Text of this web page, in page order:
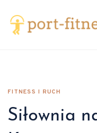
FITNESS I RUCH
Siłownia